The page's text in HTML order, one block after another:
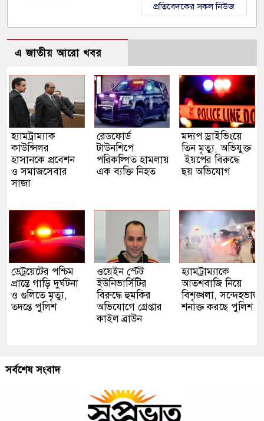
প্রতিবেদকের সকল নিউজ
এ জাতীয় আরো খবর
হ্যামট্রাম্যাক
কাউন্সিলর
হাসানকে প্রবেশন
ও সমাজসেবার
সাজা
রেডফোর্ড
টাউনশিপে
পরিকল্পিত হামলায়
এক ব্যক্তি নিহত
মদ্যপ ড্রাইভিংয়ে
তিন মৃত্যু, অভিযুক্ত
ইয়পের বিরুদ্ধে
ছয় অভিযোগ
ডেট্রয়েটের পশ্চিম
প্রান্তে গাড়ি দুর্ঘটনা
ও গুলিতে মৃত্যু,
তদন্তে পুলিশ
ওয়েইন স্টেট
ইউনিভার্সিটির
বিরুদ্ধে হুমকির
অভিযোগে গ্রেপ্তার
কাইল ব্রাউন
হ্যামট্রাম্যাকে
আতশবাজি নিয়ে
বিশৃঙ্খলা,
শনাক্ত করছে পুলিশ
সর্বশেষ সংবাদ